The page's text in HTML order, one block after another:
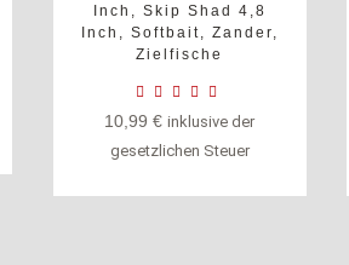
Inch
Skip Shad 4,8
Inch
Softbait Zander
Zielfische
10,99 € inklusive der
gesetzlichen Steuer